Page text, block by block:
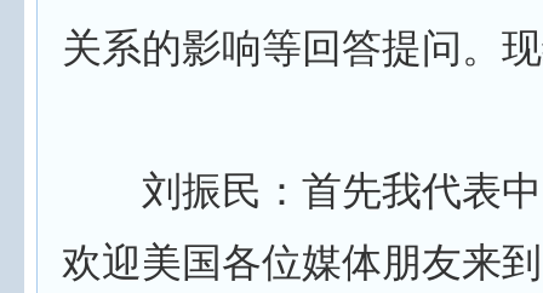
关系的影响等回答提问。
刘振民：首先我代表中
欢迎美国各位媒体朋友来